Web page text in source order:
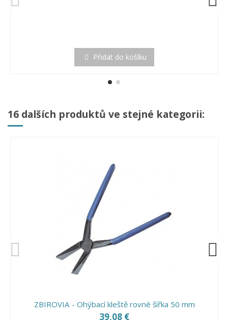
Přidat do košíku
16 dalších produktů ve stejné kategorii:
ZBIROVIA - Ohýbací kleště rovné šířka 50 mm
39,08 €